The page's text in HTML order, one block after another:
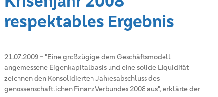
respektables Ergebnis
21.07.2009- "Eine großzügige dem Geschäftsmodell
angemessene Eigenkapitalbasis und eine solide Liquidität
zeichnen den Konsolidierten Jahresabschluss des
genossenschaftlichen FinanzVerbundes 2008 aus", erklärte der